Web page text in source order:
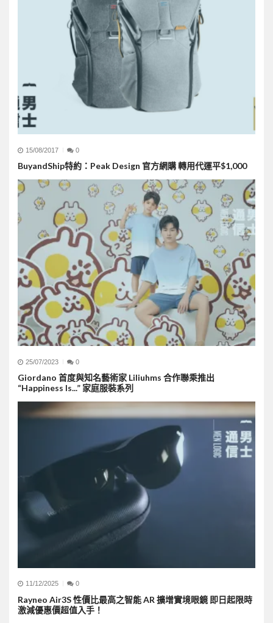
15/08/2017 0
BuyandShip特約：Peak Design 官方網購 轉用代運平$1,000
25/07/2023 0
Giordano 首度與知名藝術家 Liliuhms 合作聯乘推出
“Happiness Is...” 家庭服裝系列
11/12/2025 0
Rayneo Air3S 性價比最高之智能 AR 擴增實境眼鏡 即日起限時
激減優惠價超值入手！